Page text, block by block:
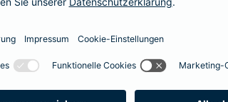
Wählen Sie einenmaßgeschneiderten